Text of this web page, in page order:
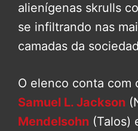
alienígenas skrulls
se infiltrando nas
camadas da
O elenco conta com
Samuel L. Jackson
Mendelsohn (Talos)